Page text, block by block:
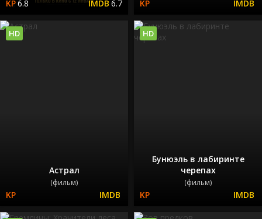
6.8 6.7
Астрал
(фильм)
HD
Бунюэль в лабиринте
черепах
(фильм)
HD